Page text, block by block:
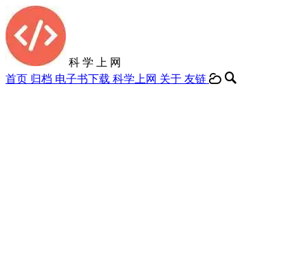
科 学 上 网
首页 归档 电子书下载 科学上网 关于 友链